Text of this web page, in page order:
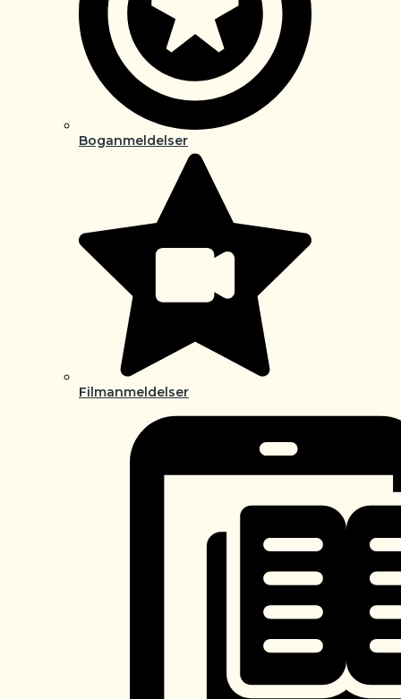
Boganmeldelser
Filmanmeldelser